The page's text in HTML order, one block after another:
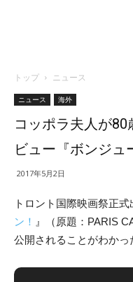
トップ ニュース
ニュース 海外
コッポラ夫人が
ビュー『ボンジュ
2017年5月2日
トロント国際映画祭正
ン！ 』（原題：PARIS
公開されることがわかっ